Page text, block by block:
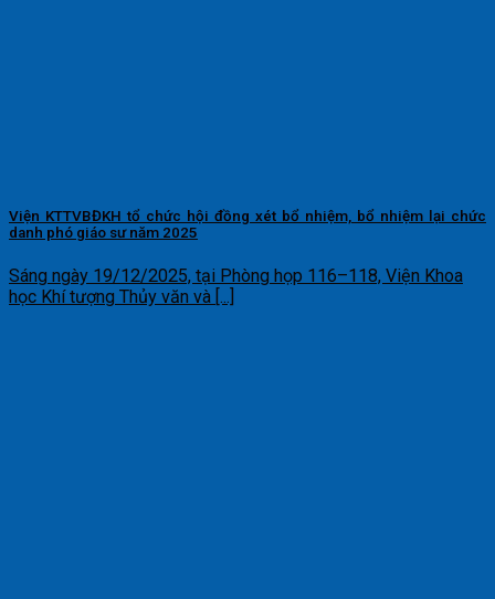
Viện KTTVBĐKH tổ chức hội đồng xét bổ nhiệm, bổ nhiệm lại chức
danh phó giáo sư năm 2025
Sáng ngày 19/12/2025, tại Phòng họp 116–118, Viện Khoa
học Khí tượng Thủy văn và [...]